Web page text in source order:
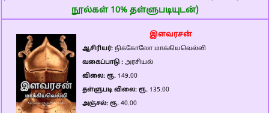
நூல்கள் 10% தள்ளுபடியுடன்)
இளவரசன்
ஆசிரியர்: நிக்கோலோ மாக்கியவெல்லி
வகைப்பாடு : அரசியல்
விலை: ரூ. 149.00
தள்ளுபடி விலை: ரூ. 135.00
அஞ்சல்: ரூ. 40.00